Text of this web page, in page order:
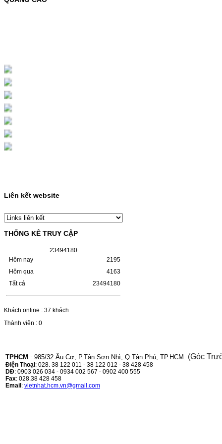
Chọn mua
HỘP MỰC MÀU SAMSUNG
CLT-403S CHO DÒNG MÁY
SL-C435/C436
HỘP MỰC MÀU SAMSUNG CLT-403S CHO
DÒNG MÁY SL-C435/C436MÃ HỘP MỰC:-
Samsung CLT-403S- Loại mực: Mực in laser
màuSỬ DỤNG CHO MÁY IN:- Samsung SL-
HỘP MỰC HP 110A
(W1110A) CHO DÒNG MÁY
LBP 243/MF 461DW
HỘP MỰC HP 110A (W1110A) CHO DÒNG
MÁY LBP 243/MF 461DWMÃ HỘP MỰC:-
Hộp mực HP 110A (W1110A)- Loại mực:
Mực in laser trắng đenSỬ DỤNG CHO MÁY
IN:- HP…
243/MF 461DW
HỘP MỰC CANON CRG-070 CHO DÒNG
MÁY LBP 243/MF 461DW MÃ HỘP MỰC:–
Hộp mực Canon CRG-070– Loại mực: Mực
Liên kết website
THỐNG KÊ TRUY CẬP
234941 80
Hôm nay
Hôm qua
Tất cả
2195
4163
23494180
Khách online : 37 khách
Thành viên : 0
TPHCM : 985/32 Âu Cơ, P.Tân Sơn Nhì, Q.Tân Phú, TP.HCM. (Góc
Điện Thoại: 028. 38 122 011 - 38 122 012 - 38 428 458
DĐ: 0903 026 034 - 0934 002 567 - 0902 400 555
Fax: 028.38 428 458
Email: vietnhat.hcm.vn@gmail.com